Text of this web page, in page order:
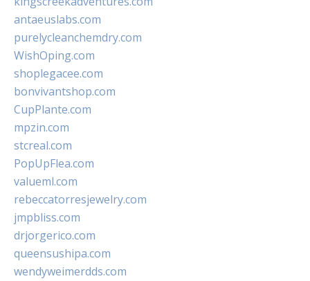
antaeuslabs.com
purelycleanchemdry.com
WishOping.com
shoplegacee.com
bonvivantshop.com
CupPlante.com
mpzin.com
stcreal.com
PopUpFlea.com
valueml.com
rebeccatorresjewelry.com
jmpbliss.com
drjorgerico.com
queensushipa.com
wendyweimerdds.com